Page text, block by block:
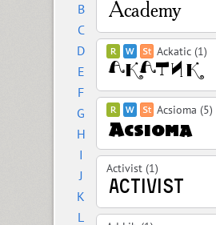
B
C
D
E
F
G
H
I
J
K
L
Ackatic (1)
Acsioma (5)
Activist (1)